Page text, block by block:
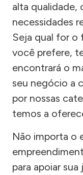
alta qualidade,
necessidades
Seja qual for
você prefere,
encontrará o
seu negócio a
por nossas
temos a
Não importa o
para apoiar